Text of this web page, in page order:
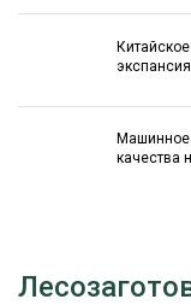
Машинное
качества